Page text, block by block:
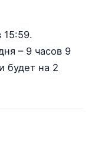
15:59.
– 9 часов 9
будет на 2